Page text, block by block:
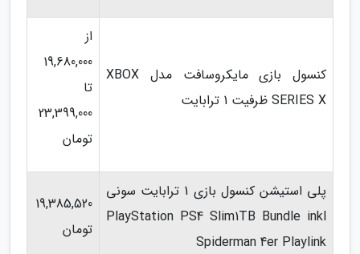
کنسول بازی مایکروسافت مدل XBOX
SERIES X ظرفیت 1 ترابایت
از
19,680,000
تا
23,399,000
تومان
پلی استیشن کنسول بازی 1 ترابایت سونی
PlayStation PS4 Slim1TB Bundle inkl
Spiderman 4er Playlink
19,385,520
تومان